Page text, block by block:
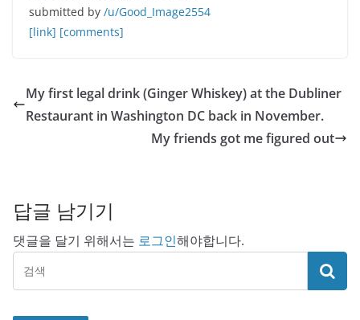
submitted by /u/Good_Image2554
[link] [comments]
My first legal drink (Ginger Whiskey) at the Dubliner
Restaurant in Washington DC back in November.
My friends got me figured out
답글 남기기
댓글을 달기 위해서는 로그인해야합니다.